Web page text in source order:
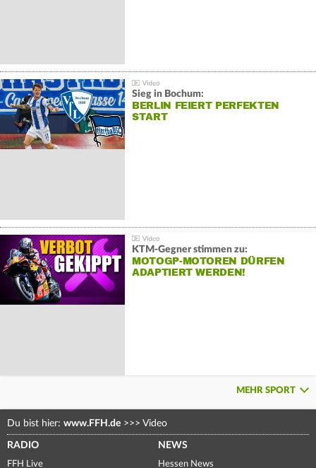
Sieg in Bochum:
BERLIN FEIERT PERFEKTEN
START
KTM-Gegner stimmen zu:
MOTOGP-MOTOREN DÜRFEN
ADAPTIERT WERDEN!
MEHR SPORT
Du bist hier: www.FFH.de >>> Video
RADIO
FFH Live
NEWS
Hessen News